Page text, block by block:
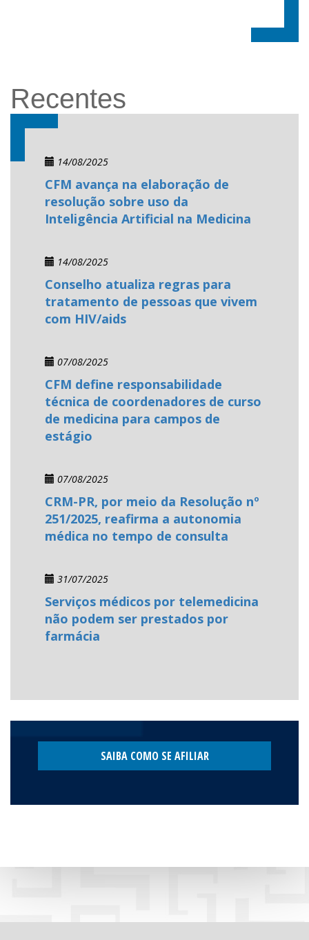
Recentes
14/08/2025
CFM avança na elaboração de
resolução sobre uso da
Inteligência Artificial na Medicina
14/08/2025
Conselho atualiza regras para
tratamento de pessoas que vivem
com HIV/aids
07/08/2025
CFM define responsabilidade
técnica de coordenadores de curso
de medicina para campos de
estágio
07/08/2025
CRM-PR, por meio da Resolução nº
251/2025, reafirma a autonomia
médica no tempo de consulta
31/07/2025
Serviços médicos por telemedicina
não podem ser prestados por
farmácia
SAIBA COMO SE AFILIAR